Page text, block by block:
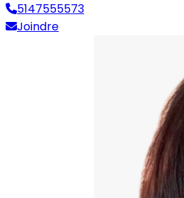
5147555573
Joindre